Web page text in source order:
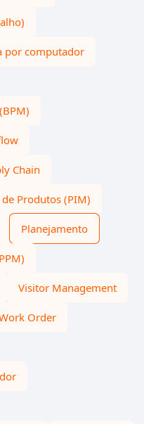
por computador
Chain
Produtos (PIM)
Planejamento
Visitor Management
Order